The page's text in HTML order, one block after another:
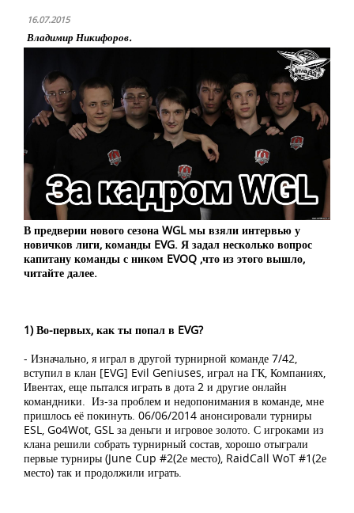
16.07.2015
Владимир Никифоров.
В предверии нового сезона WGL мы взяли интервью у
новичков лиги, команды EVG. Я задал несколько вопрос
капитану команды с ником EVOQ ,что из этого вышло,
читайте далее.
1) Во-первых, как ты попал в EVG?
- Изначально, я играл в другой турнирной команде 7/42,
вступил в клан [EVG] Evil Geniuses, играл на ГК, Компаниях,
Ивентах, еще пытался играть в дота 2 и другие онлайн
командники. Из-за проблем и недопонимания в команде, мне
пришлось её покинуть. 06/06/2014 анонсировали турниры
ESL, Go4Wot, GSL за деньги и игровое золото. С игроками из
клана решили собрать турнирный состав, хорошо отыграли
первые турниры (June Cup #2(2е место), RaidCall WoT #1(2е
место) так и продолжили играть.